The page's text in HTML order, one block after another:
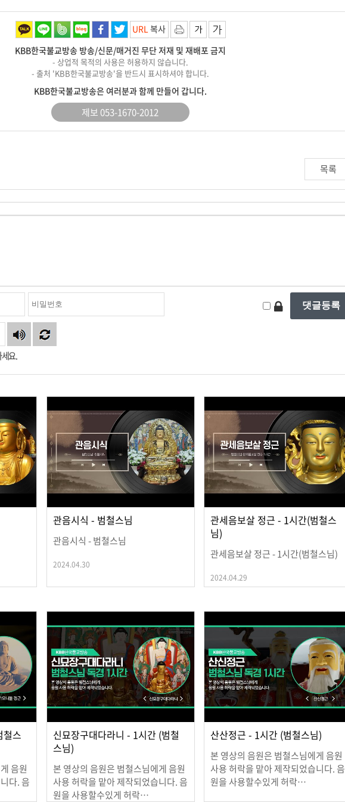
URL 복사
KBB한국불교방송 방송/신문/매거진 무단 저재 및 재배포 금지
- 상업적 목적의 사용은 허용하지 않습니다.
- 출처 'KBB한국불교방송'을 반드시 표시하셔야 합니다.
KBB한국불교방송은 여러분과 함께 만들어 갑니다.
제보 053-1670-2012
목록
요.
관음시식 - 범철스님
관음시식 - 범철스님
2024.04.30
관세음보살 정근 - 1시간(범철스
님)
관세음보살 정근 - 1시간(범철스님)
2024.04.29
철스
음원
다. 음
신묘장구대다라니 - 1시간 (범철
스님)
본 영상의 음원은 범철스님에게 음원
사용 허락을 맡아 제작되었습니다. 음
원을 사용할수있게 허락…
산산정근 - 1시간 (범철스님)
본 영상의 음원은 범철스님에게 음원
사용 허락을 맡아 제작되었습니다. 음
원을 사용할수있게 허락…